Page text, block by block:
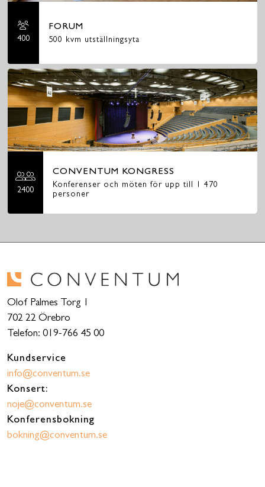
400
FORUM
500 kvm utställningsyta
2400
CONVENTUM KONGRESS
Konferenser och möten för upp till 1 470
personer
Olof Palmes Torg 1
702 22 Örebro
Telefon: 019-766 45 00
Kundservice
info@conventum.se
Konsert:
noje@conventum.se
Konferensbokning
bokning@conventum.se